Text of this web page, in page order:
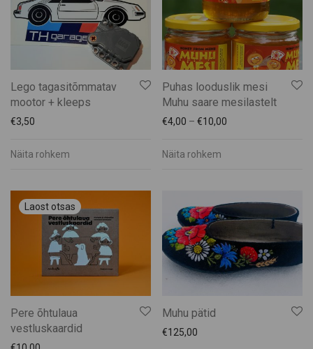
Lego tagasitõmmatav
mootor + kleeps
€3,50
Näita rohkem
Puhas looduslik mesi
Muhu saare mesilastelt
€4,00 – €10,00
Näita rohkem
Pere õhtulaua
vestluskaardid
Muhu pätid
€125,00